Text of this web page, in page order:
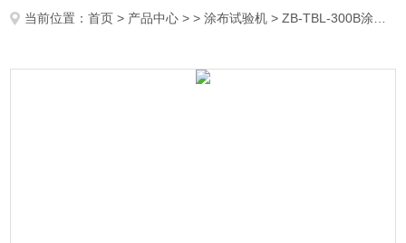
当前位置：首页 > 产品中心 > >涂布试验机 > ZB-TBL-300B涂布试验机